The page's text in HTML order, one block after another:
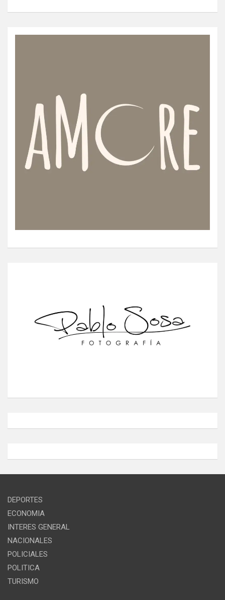
DEPORTES
ECONOMIA
INTERES GENERAL
NACIONALES
POLICIALES
POLITICA
TURISMO